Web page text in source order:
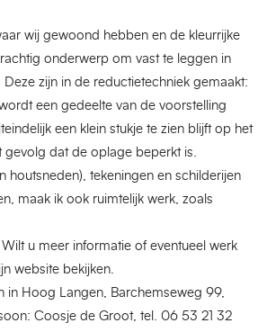
wij gewoond hebben en de kleurrijke
onderwerp om vast te leggen in
zijn in de reductietechniek gemaakt:
een gedeelte van de voorstelling
een klein stukje te zien blijft op het
gevolg dat de oplage beperkt is.
houtsneden), tekeningen en schilderijen
maak ik ook ruimtelijk werk, zoals
u meer informatie of eventueel werk
website bekijken.
in Hoog Langen, Barchemseweg 99,
Coosje de Groot, tel. 06 53 21 32